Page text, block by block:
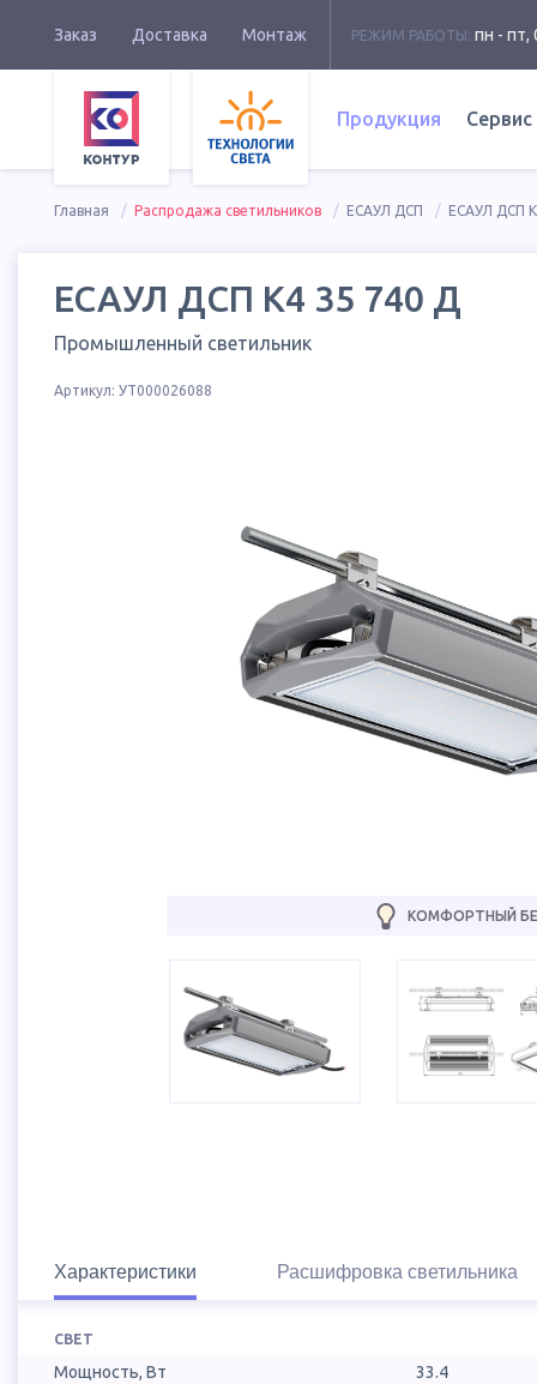
Заказ Доставка Монтаж РЕЖИМ РАБОТЫ: пн - пт,
Продукция Сервис
Главная Распродажа светильников ЕСАУЛ ДСП ЕСАУЛ ДСП
ЕСАУЛ ДСП К4 35 740 Д
Промышленный светильник
Артикул: УТ000026088
КОМФОРТНЫЙ
Характеристики Расшифровка светильника
СВЕТ
Мощность, Вт
33.4